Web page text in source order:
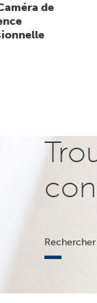
de
Rechercher